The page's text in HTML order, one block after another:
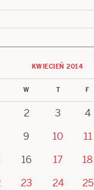
KWIECIEŃ 2014
W T F
2 3 4
9 10 11
16 17 18
23 24 25